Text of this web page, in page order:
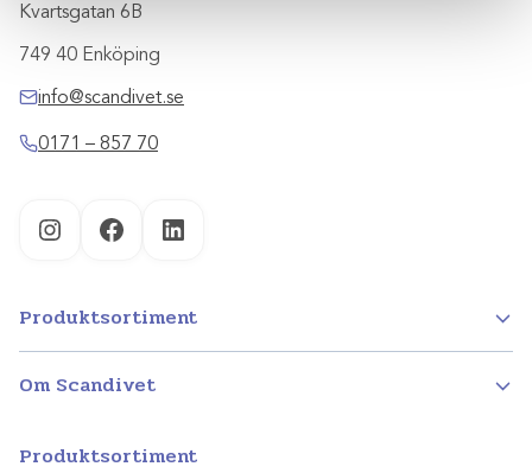
Kvartsgatan 6B
749 40 Enköping
info@scandivet.se
0171 – 857 70
InstagramFacebookLinkedIn
Produktsortiment
Om Scandivet
Produktsortiment